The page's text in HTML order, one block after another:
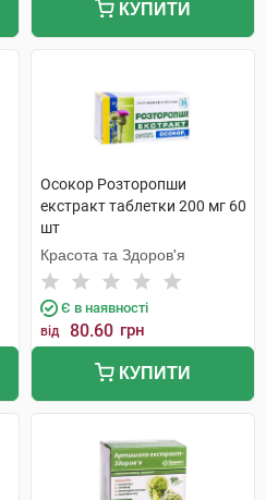
КУПИТИ
Осокор Розторопши
екстракт таблетки 200 мг 60
шт
Красота та Здоров'я
Є в наявності
від 80.60 грн
КУПИТИ